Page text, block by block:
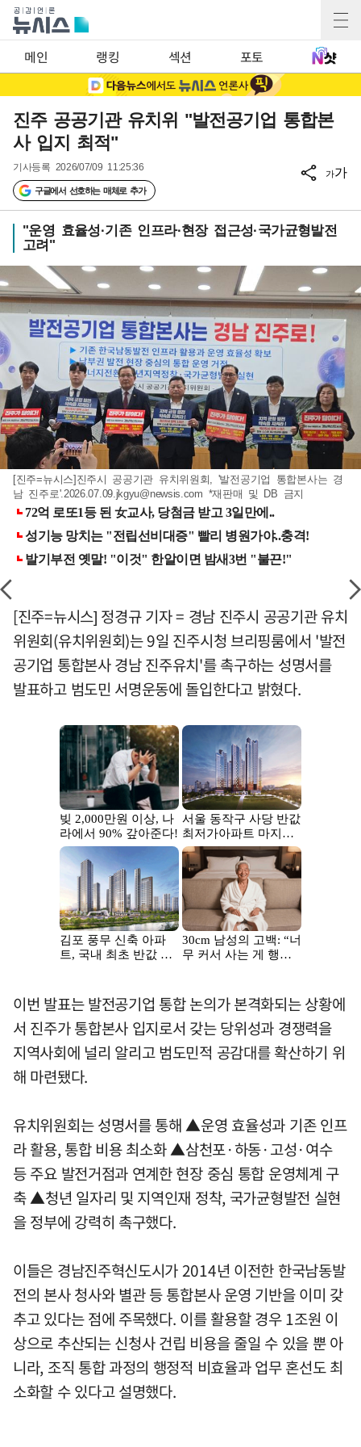
메인 랭킹 섹션 포토
진주 공공기관 유치위 "발전공기업 통합본
사 입지 최적"
기사등록 2026/07/09 11:25:36
구글에서 선호하는 매체로 추가
가가
"운영 효율성·기존 인프라·현장 접근성·국가균형발전
고려"
[진주=뉴시스]진주시 공공기관 유치위원회, '발전공기업 통합본사는 경
남 진주로'.2026.07.09.jkgyu@newsis.com *재판매 및 DB 금지
[진주=뉴시스] 정경규 기자 = 경남 진주시 공공기관 유치
위원회(유치위원회)는 9일 진주시청 브리핑룸에서 '발전
공기업 통합본사 경남 진주유치'를 촉구하는 성명서를
발표하고 범도민 서명운동에 돌입한다고 밝혔다.
이번 발표는 발전공기업 통합 논의가 본격화되는 상황에
서 진주가 통합본사 입지로서 갖는 당위성과 경쟁력을
지역사회에 널리 알리고 범도민적 공감대를 확산하기 위
해 마련됐다.
유치위원회는 성명서를 통해 ▲운영 효율성과 기존 인프
라 활용, 통합 비용 최소화 ▲삼천포·하동·고성·여수
등 주요 발전거점과 연계한 현장 중심 통합 운영체계 구
축 ▲청년 일자리 및 지역인재 정착, 국가균형발전 실현
을 정부에 강력히 촉구했다.
이들은 경남진주혁신도시가 2014년 이전한 한국남동발
전의 본사 청사와 별관 등 통합본사 운영 기반을 이미 갖
추고 있다는 점에 주목했다. 이를 활용할 경우 1조원 이
상으로 추산되는 신청사 건립 비용을 줄일 수 있을 뿐 아
니라, 조직 통합 과정의 행정적 비효율과 업무 혼선도 최
소화할 수 있다고 설명했다.